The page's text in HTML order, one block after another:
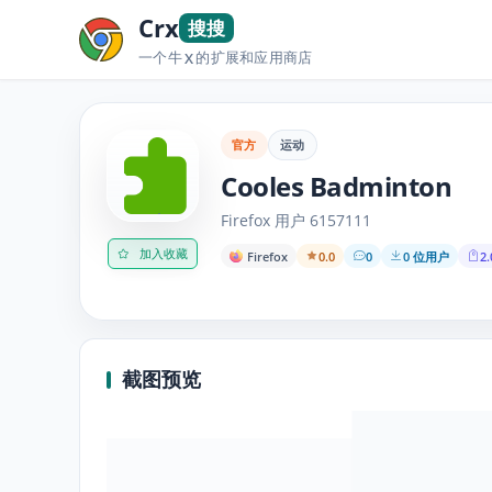
Crx 搜搜
一个牛X的扩展和应用商店
加入收藏
官方 运动
Cooles Badminton
Firefox 用户 6157111
Firefox 0.0 0 0 位用户
截图预览